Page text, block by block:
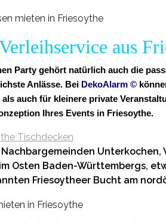
aus
Party gehört natürlich auch die
Anlässe. Bei DekoAlarm ©
auch für kleinere private
Ihres Events in Friesoythe.
Osten Baden-Württembergs,
Friesoytheer Bucht am